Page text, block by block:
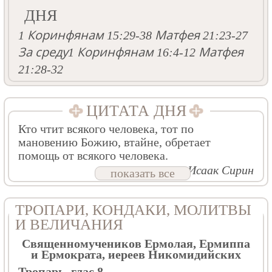
ДНЯ
1 Коринфянам 15:29-38 Матфея 21:23-27
За среду1 Коринфянам 16:4-12 Матфея
21:28-32
ЦИТАТА ДНЯ
Кто чтит всякого человека, тот по
мановению Божию, втайне, обретает
помощь от всякого человека.
Прп. Исаак Сирин
показать все
ТРОПАРИ, КОНДАКИ, МОЛИТВЫ
И ВЕЛИЧАНИЯ
Священномучеников Ермолая, Ермиппа
и Ермократа, иереев Никомидийских